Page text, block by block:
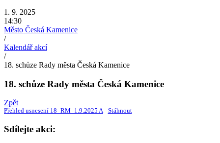
1. 9. 2025
14:30
Město Česká Kamenice
/
Kalendář akcí
/
18. schůze Rady města Česká Kamenice
18. schůze Rady města Česká Kamenice
Zpět
Přehled usnesení 18_RM_1.9.2025 A Stáhnout
Sdílejte akci: